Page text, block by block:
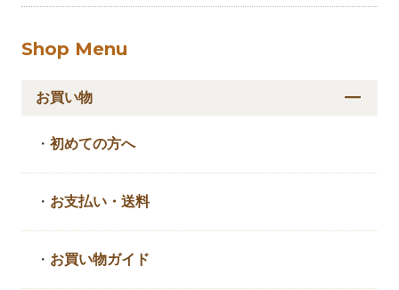
Shop Menu
お買い物
・初めての方へ
・ お支払い・送料
・ お買い物ガイド